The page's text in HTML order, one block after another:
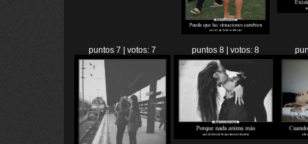
puntos 7 | votos: 7 puntos 8 | votos: 8